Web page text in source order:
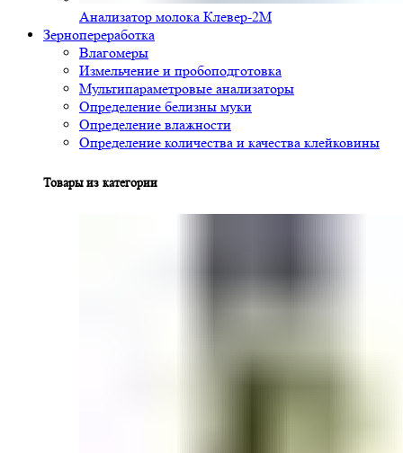
Анализатор молока Клевер-2М
Зернопереработка
Влагомеры
Измельчение и пробоподготовка
Мультипараметровые анализаторы
Определение белизны муки
Определение влажности
Определение количества и качества клейковины
Товары из категории